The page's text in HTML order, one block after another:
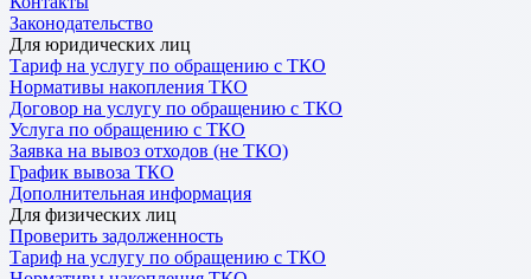
Законодательство
Для юридических лиц
Тариф на услугу по обращению с ТКО
Нормативы накопления ТКО
Договор на услугу по обращению с ТКО
Услуга по обращению с ТКО
Заявка на вывоз отходов (не ТКО)
График вывоза ТКО
Дополнительная информация
Для физических лиц
Проверить задолженность
Тариф на услугу по обращению с ТКО